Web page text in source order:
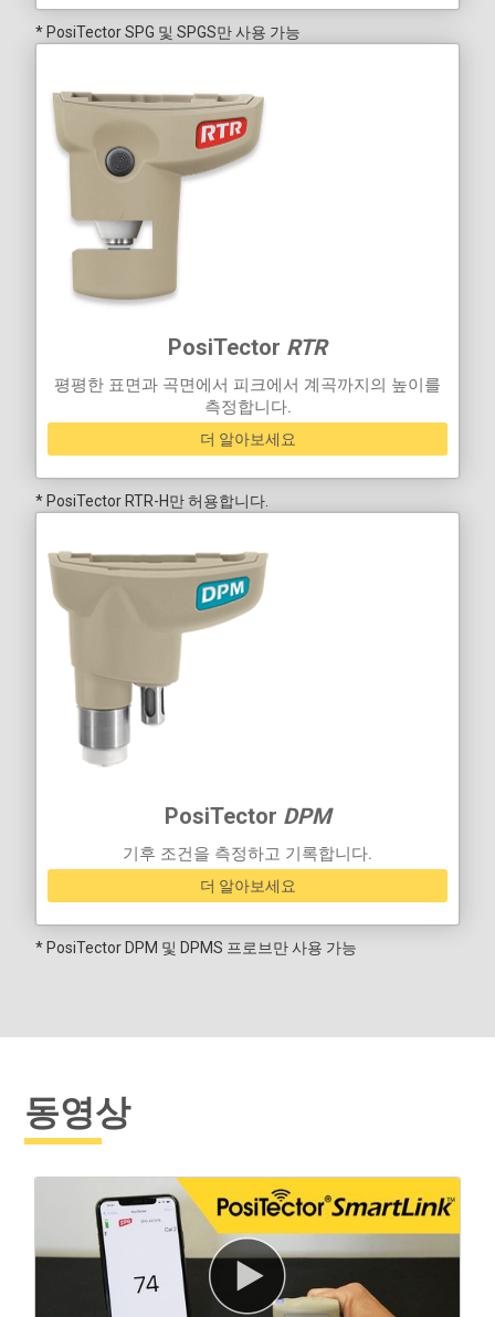
* PosiTector SPG 및 SPGS만 사용 가능
PosiTector RTR
평평한 표면과 곡면에서 피크에서 계곡까지의 높이를
측정합니다.
더 알아보세요
* PosiTector RTR-H만 허용합니다.
PosiTector DPM
기후 조건을 측정하고 기록합니다.
더 알아보세요
* PosiTector DPM 및 DPMS 프로브만 사용 가능
동영상